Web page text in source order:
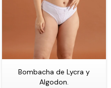
Bombacha de Lycra y
Algodon.